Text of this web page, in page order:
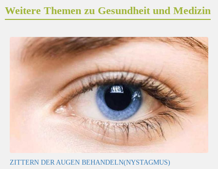
Weitere Themen zu Gesundheit und Medizin
ZITTERN DER AUGEN BEHANDELN(NYSTAGMUS)